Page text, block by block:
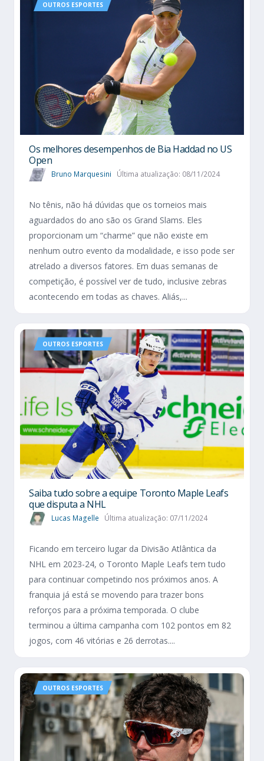
OUTROS ESPORTES
Os melhores desempenhos de Bia Haddad no US
Open
Bruno Marquesini Última atualização: 08/11/2024
No tênis, não há dúvidas que os torneios mais
aguardados do ano são os Grand Slams. Eles
proporcionam um “charme” que não existe em
nenhum outro evento da modalidade, e isso pode ser
atrelado a diversos fatores. Em duas semanas de
competição, é possível ver de tudo, inclusive zebras
acontecendo em todas as chaves. Aliás,...
OUTROS ESPORTES
Saiba tudo sobre a equipe Toronto Maple Leafs
que disputa a NHL
Lucas Magelle Última atualização: 07/11/2024
Ficando em terceiro lugar da Divisão Atlântica da
NHL em 2023-24, o Toronto Maple Leafs tem tudo
para continuar competindo nos próximos anos. A
franquia já está se movendo para trazer bons
reforços para a próxima temporada. O clube
terminou a última campanha com 102 pontos em 82
jogos, com 46 vitórias e 26 derrotas....
OUTROS ESPORTES